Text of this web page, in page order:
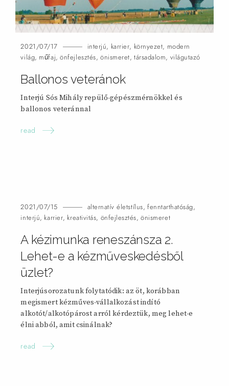
2021/07/17 interjú, karrier, környezet, modern
világ, műfaj,önfejlesztés,önismeret,társadalom, világutazó
Ballonos veteránok
Interjú Sós Mihály repülő-gépészmérnökkel és
ballonos veteránnal
read
2021/07/15 alternatív életstílus, fenntarthatóság,
interjú, karrier, kreativitás, önfejlesztés,önismeret
A kézimunka reneszánsza 2.
Lehet-e a kézműveskedésből
üzlet?
Interjúsorozatunk folytatódik: az öt, korábban
megismert kézműves-vállalkozást indító
alkotót/alkotópárost arról kérdeztük, meg lehet-e
élni abból, amit csinálnak?
read